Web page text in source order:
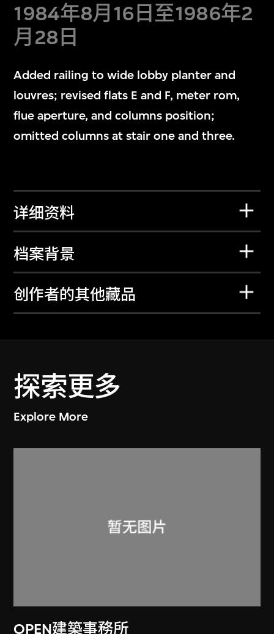
1984年8月16日至1986年2
月28日
Added railing to wide lobby planter and
louvres; revised flats E and F, meter rom,
flue aperture, and columns position;
omitted columns at stair one and three.
详细资料
档案背景
创作者的其他藏品
探索更多
Explore More
OPEN建築事務所